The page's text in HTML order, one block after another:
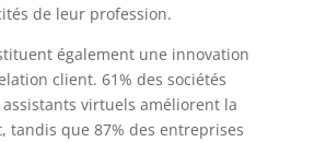
de leur profession.
également une innovation
client. 61% des sociétés
virtuels améliorent la
tandis que 87% des entreprises